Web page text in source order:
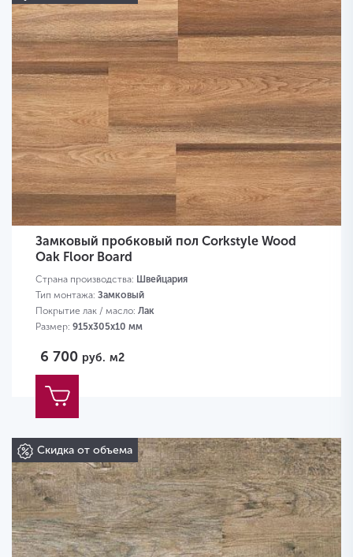
Замковый пробковый пол Corkstyle Wood
Oak Floor Board
Страна производства: Швейцария
Тип монтажа: Замковый
Покрытие лак / масло: Лак
Размер: 915х305х10 мм
6 700 руб. м2
Скидка от объема